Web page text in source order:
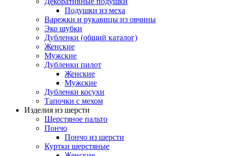
Подушки из меха
Варежки и рукавицы из овчины
Эко шубки
Дубленки (общий каталог)
Женские
Мужские
Дубленки пилот
Женские
Мужские
Дубленки косухи
Тапочки с мехом
Изделия из шерсти
Шерстяное пальто
Пончо
Пончо из шерсти
Куртки шерстяные